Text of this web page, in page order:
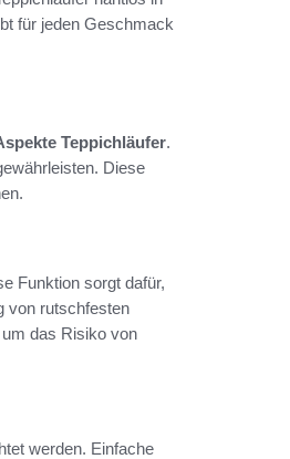
für jeden Geschmack
Teppichläufer.
Diese
Funktion sorgt dafür,
von rutschfesten
das Risiko von
werden. Einfache